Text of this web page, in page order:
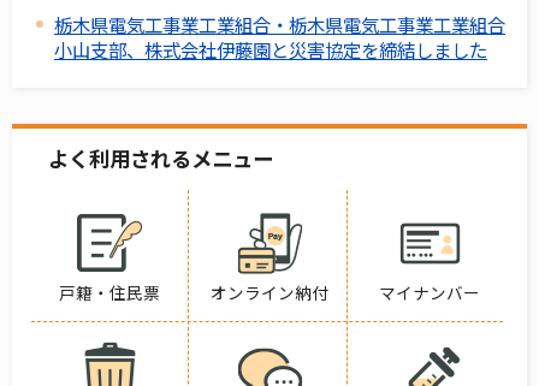
栃木県電気工事業工業組合・栃木県電気工事業工業組合
小山支部、株式会社伊藤園と災害協定を締結しました
よく利用されるメニュー
戸籍・住民票 オンライン納付 マイナンバー